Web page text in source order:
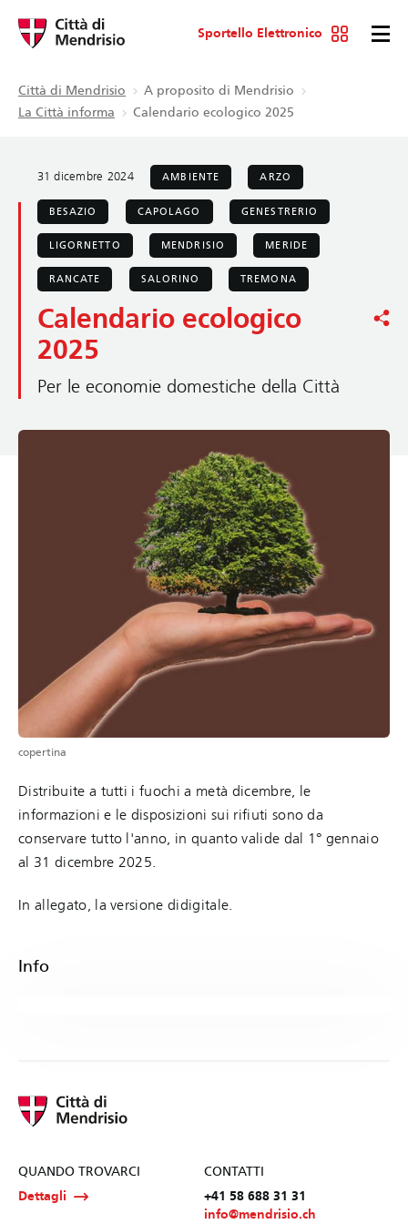
Sportello Elettronico
Città di Mendrisio
A proposito di Mendrisio
La Città informa
Calendario ecologico 2025
31 dicembre 2024 AMBIENTE ARZO
BESAZIO CAPOLAGO GENESTRERIO
LIGORNETTO MENDRISIO MERIDE
RANCATE SALORINO TREMONA
Calendario ecologico
2025
Per le economie domestiche della Città
copertina
Distribuite a tutti i fuochi a metà dicembre, le
informazioni e le disposizioni sui rifiuti sono da
conservare tutto l'anno, in quanto valide dal 1° gennaio
al 31 dicembre 2025.
In allegato, la versione didigitale.
Info
QUANDO TROVARCI
Dettagli
CONTATTI
+41 58 688 31 31
info@mendrisio.ch